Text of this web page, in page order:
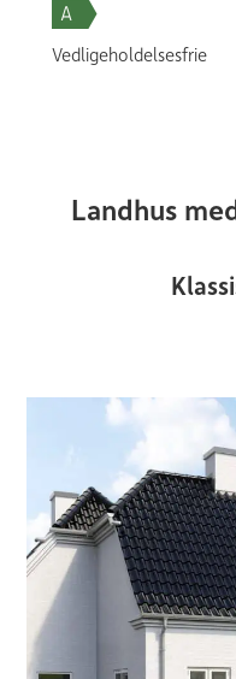
Vedligeholdelsesfrie
Landhus